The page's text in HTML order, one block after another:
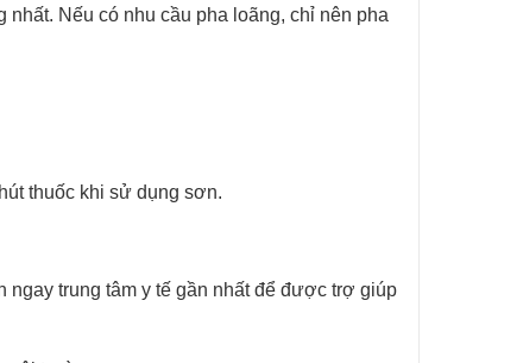
nhất. Nếu có nhu cầu pha loãng, chỉ nên pha
thuốc khi sử dụng sơn.
ngay trung tâm y tế gần nhất để được trợ giúp